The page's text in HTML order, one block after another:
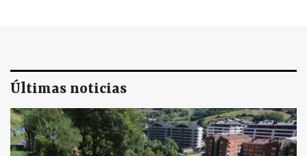
Últimas noticias